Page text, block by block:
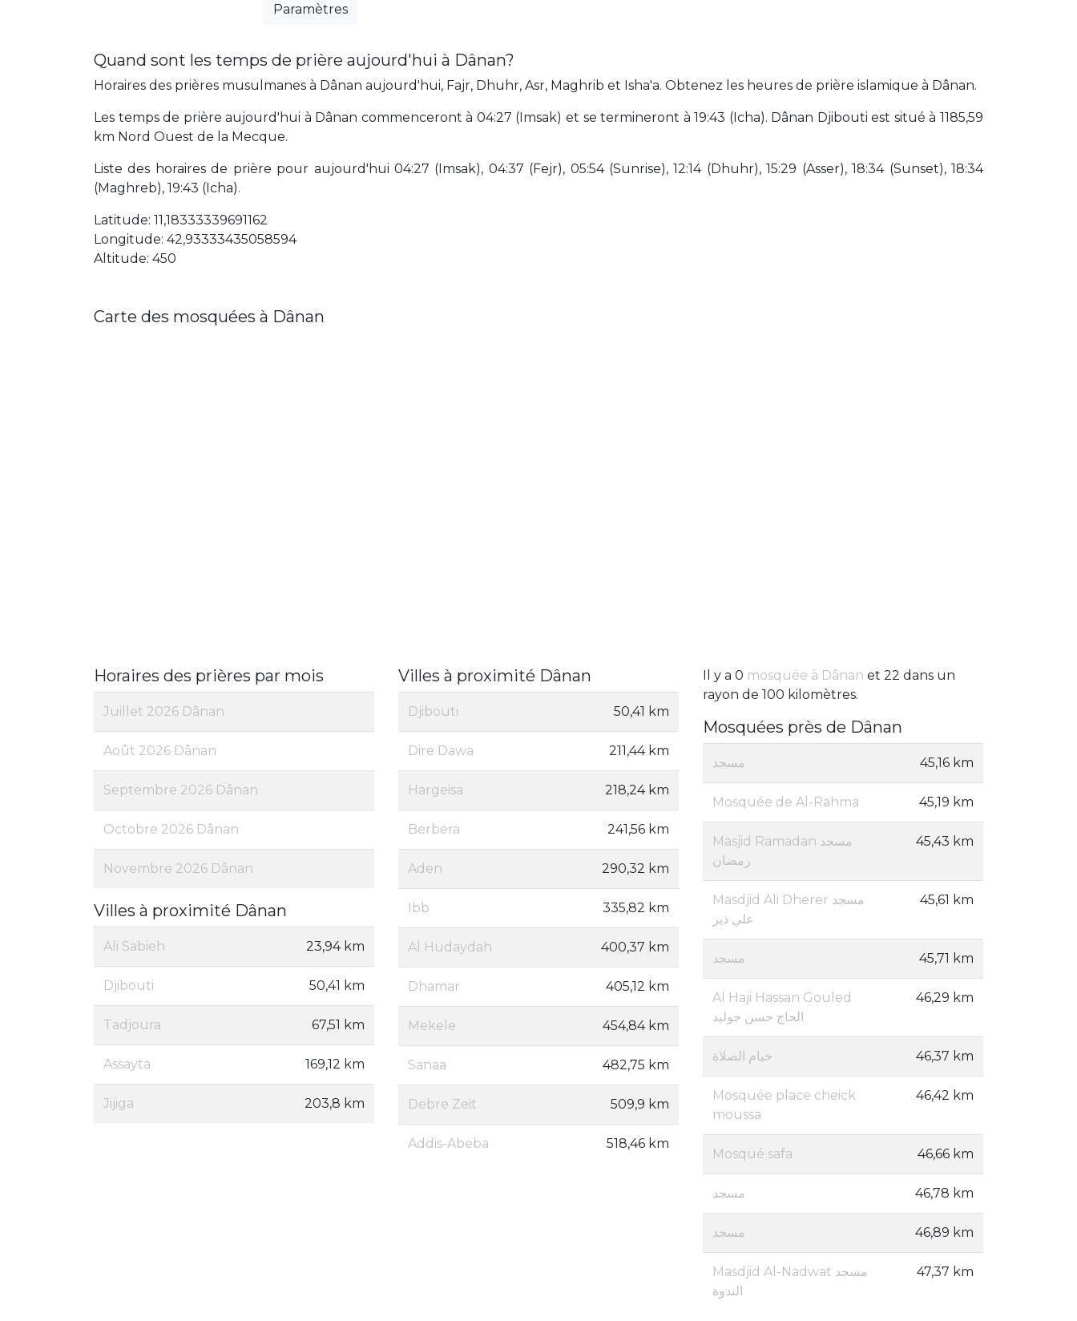
Paramètres
Quand sont les temps de prière aujourd'hui à Dânan?
Horaires des prières musulmanes à Dânan aujourd'hui, Fajr, Dhuhr, Asr, Maghrib et Isha'a. Obtenez les heures de prière islamique à Dânan.
Les temps de prière aujourd'hui à Dânan commenceront à 04:27 (Imsak) et se termineront à 19:43 (Icha). Dânan Djibouti est situé à 1185,59
km Nord Ouest de la Mecque.
Liste des horaires de prière pour aujourd'hui 04:27 (Imsak), 04:37 (Fejr), 05:54 (Sunrise), 12:14 (Dhuhr), 15:29 (Asser), 18:34 (Sunset), 18:34
(Maghreb), 19:43 (Icha).
Latitude: 11,18333339691162
Longitude: 42,93333435058594
Altitude: 450
Carte des mosquées à Dânan
Horaires des prières par mois
Juillet 2026 Dânan
Août 2026 Dânan
Septembre 2026 Dânan
Octobre 2026 Dânan
Novembre 2026 Dânan
Villes à proximité Dânan
Ali Sabieh 23,94 km
Djibouti 50,41 km
Tadjoura 67,51 km
Assayta 169,12 km
Jijiga 203,8 km
Villes à proximité Dânan
Djibouti 50,41 km
Dire Dawa 211,44 km
Hargeisa 218,24 km
Berbera 241,56 km
Aden 290,32 km
Ibb 335,82 km
Al Hudaydah 400,37 km
Dhamar 405,12 km
Mekele 454,84 km
Sanaa 482,75 km
Debre Zeit 509,9 km
Addis-Abeba 518,46 km
Il y a 0 mosquée à Dânan et 22 dans un
rayon de 100 kilomètres.
Mosquées près de Dânan
مسجد 45,16 km
Mosquée de Al-Rahma 45,19 km
Masjid Ramadan مسجد
رمضان
45,43 km
Masdjid Ali Dherer مسجد
علي ذير
45,61 km
مسجد 45,71 km
Al Haji Hassan Gouled
الحاج حسن جوليد
46,29 km
خيام الصلاة 46,37 km
Mosquée place cheick
moussa
46,42 km
Mosqué safa 46,66 km
مسجد 46,78 km
مسجد 46,89 km
Masdjid Al-Nadwat مسجد
الندوة
47,37 km